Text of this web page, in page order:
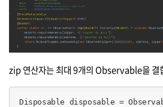
zip 연산자는 최대 9개의 Observable을 결
Disposable disposable =